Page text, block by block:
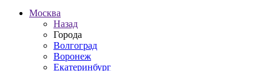
Москва
Назад
Города
Волгоград
Воронеж
Екатеринбург